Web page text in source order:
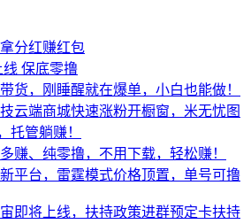
分红赚红包
线 保底零撸
货，刚睡醒就在爆单，小白也能做！
云端商城快速涨粉开橱窗，米无忧图
托管躺赚！
赚、纯零撸，不用下载，轻松赚！
平台，雷霆模式价格顶置，单号可撸
即将上线，扶持政策进群预定卡扶持